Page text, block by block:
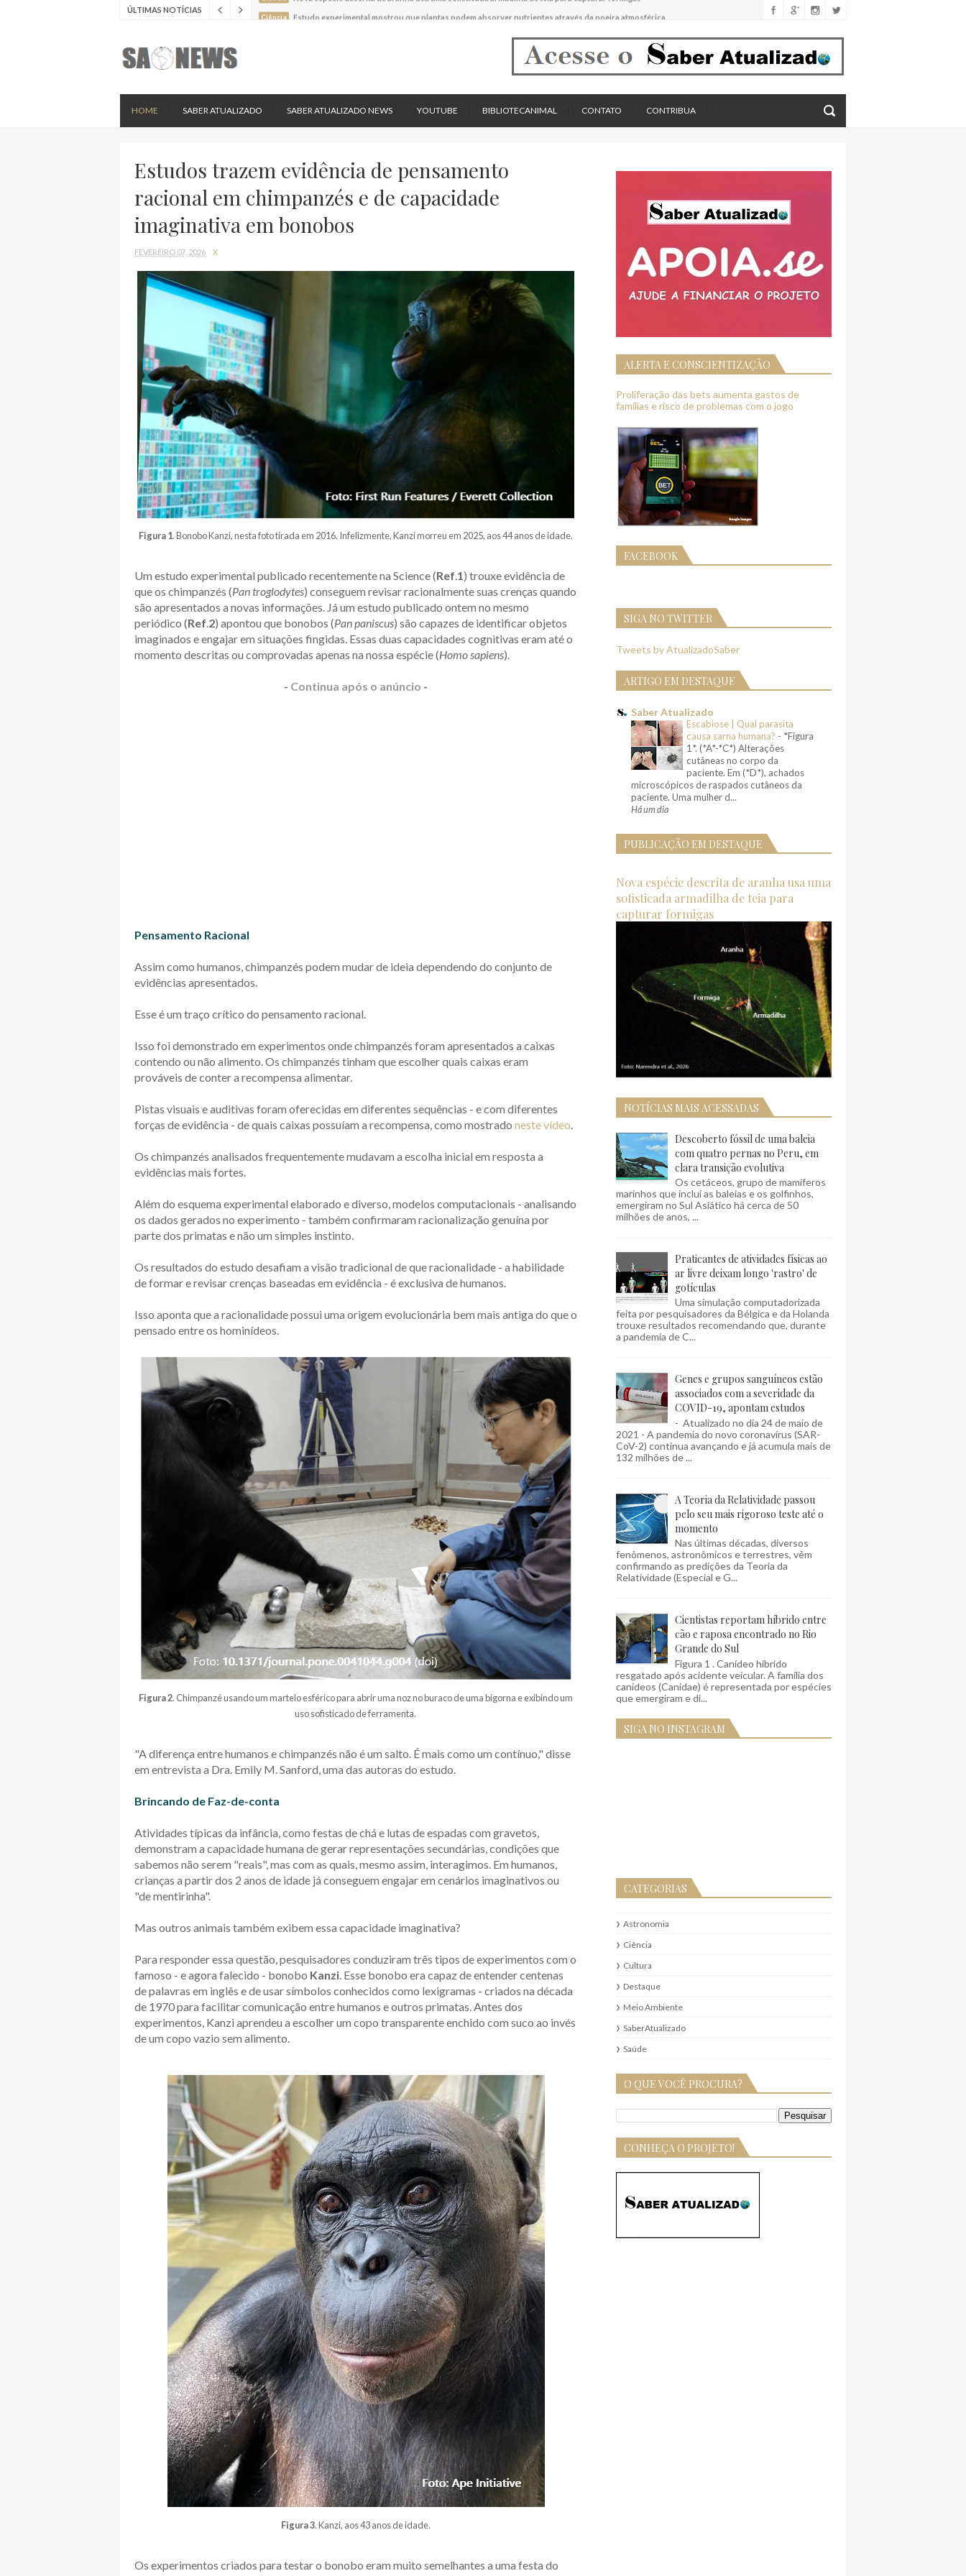
ÚLTIMAS NOTÍCIAS
Batimentos cardíacos promovem supressão do crescimento de cânceres no coração de mamíferos, aponta estudo
HOME SABER ATUALIZADO SABER ATUALIZADO NEWS YOUTUBE BIBLIOTECANIMAL CONTATO CONTRIBUA
Estudos trazem evidência de pensamento
racional em chimpanzés e de capacidade
imaginativa em bonobos
FEVEREIRO 07, 2026 X
Figura 1. Bonobo Kanzi, nesta foto tirada em 2016. Infelizmente, Kanzi morreu em 2025, aos 44 anos de idade.
Um estudo experimental publicado recentemente na Science (Ref.1) trouxe evidência de
que os chimpanzés (Pan troglodytes) conseguem revisar racionalmente suas crenças quando
são apresentados a novas informações. Já um estudo publicado ontem no mesmo
periódico (Ref.2) apontou que bonobos (Pan paniscus) são capazes de identificar objetos
imaginados e engajar em situações fingidas. Essas duas capacidades cognitivas eram até o
momento descritas ou comprovadas apenas na nossa espécie (Homo sapiens).
- Continua após o anúncio -
Pensamento Racional
Assim como humanos, chimpanzés podem mudar de ideia dependendo do conjunto de
evidências apresentados.
Esse é um traço crítico do pensamento racional.
Isso foi demonstrado em experimentos onde chimpanzés foram apresentados a caixas
contendo ou não alimento. Os chimpanzés tinham que escolher quais caixas eram
prováveis de conter a recompensa alimentar.
Pistas visuais e auditivas foram oferecidas em diferentes sequências - e com diferentes
forças de evidência - de quais caixas possuíam a recompensa, como mostrado neste vídeo.
Os chimpanzés analisados frequentemente mudavam a escolha inicial em resposta a
evidências mais fortes.
Além do esquema experimental elaborado e diverso, modelos computacionais - analisando
os dados gerados no experimento - também confirmaram racionalização genuína por
parte dos primatas e não um simples instinto.
Os resultados do estudo desafiam a visão tradicional de que racionalidade - a habilidade
de formar e revisar crenças baseadas em evidência - é exclusiva de humanos.
Isso aponta que a racionalidade possui uma origem evolucionária bem mais antiga do que o
pensado entre os hominídeos.
Figura 2. Chimpanzé usando um martelo esférico para abrir uma noz no buraco de uma bigorna e exibindo um
uso sofisticado de ferramenta.
"A diferença entre humanos e chimpanzés não é um salto. É mais como um contínuo," disse
em entrevista a Dra. Emily M. Sanford, uma das autoras do estudo.
Brincando de Faz-de-conta
Atividades típicas da infância, como festas de chá e lutas de espadas com gravetos,
demonstram a capacidade humana de gerar representações secundárias, condições que
sabemos não serem "reais", mas com as quais, mesmo assim, interagimos. Em humanos,
crianças a partir dos 2 anos de idade já conseguem engajar em cenários imaginativos ou
"de mentirinha".
Mas outros animais também exibem essa capacidade imaginativa?
Para responder essa questão, pesquisadores conduziram três tipos de experimentos com o
famoso - e agora falecido - bonobo Kanzi. Esse bonobo era capaz de entender centenas
de palavras em inglês e de usar símbolos conhecidos como lexigramas - criados na década
de 1970 para facilitar comunicação entre humanos e outros primatas. Antes dos
experimentos, Kanzi aprendeu a escolher um copo transparente enchido com suco ao invés
de um copo vazio sem alimento.
Figura 3. Kanzi, aos 43 anos de idade.
Os experimentos criados para testar o bonobo eram muito semelhantes a uma festa do
ALERTA E CONSCIENTIZAÇÃO
Proliferação das bets aumenta gastos de
famílias e risco de problemas com o jogo
FACEBOOK
SIGA NO TWITTER
Tweets by AtualizadoSaber
ARTIGO EM DESTAQUE
Saber Atualizado
Escabiose | Qual parasita
causa sarna humana? - *Figura
1*. (*A*-*C*) Alterações
cutâneas no corpo da
paciente. Em (*D*), achados
microscópicos de raspados cutâneos da
paciente. Uma mulher d...
Há um dia
PUBLICAÇÃO EM DESTAQUE
Nova espécie descrita de aranha usa uma
sofisticada armadilha de teia para
capturar formigas
NOTÍCIAS MAIS ACESSADAS
Descoberto fóssil de uma baleia
com quatro pernas no Peru, em
clara transição evolutiva
Os cetáceos, grupo de mamíferos
marinhos que inclui as baleias e os golfinhos,
emergiram no Sul Asiático há cerca de 50
milhões de anos, ...
Praticantes de atividades físicas ao
ar livre deixam longo 'rastro' de
gotículas
Uma simulação computadorizada
feita por pesquisadores da Bélgica e da Holanda
trouxe resultados recomendando que, durante
a pandemia de C...
Genes e grupos sanguíneos estão
associados com a severidade da
COVID-19, apontam estudos
- Atualizado no dia 24 de maio de
2021 - A pandemia do novo coronavírus (SAR-
CoV-2) continua avançando e já acumula mais de
132 milhões de ...
A Teoria da Relatividade passou
pelo seu mais rigoroso teste até o
momento
Nas últimas décadas, diversos
fenômenos, astronômicos e terrestres, vêm
confirmando as predições da Teoria da
Relatividade (Especial e G...
Cientistas reportam híbrido entre
cão e raposa encontrado no Rio
Grande do Sul
Figura 1 . Canídeo híbrido
resgatado após acidente veicular. A família dos
canídeos (Canidae) é representada por espécies
que emergiram e di...
SIGA NO INSTAGRAM
CATEGORIAS
Astronomia
Ciência
Cultura
Destaque
Meio Ambiente
SaberAtualizado
Saúde
O QUE VOCÊ PROCURA?
CONHEÇA O PROJETO!